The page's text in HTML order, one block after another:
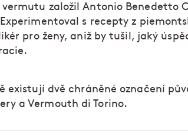
založil Antonio Benedetto
s recepty z
pro ženy, aniž by tušil, jaký
existují dvě chráněné označení
a Vermouth di Torino.